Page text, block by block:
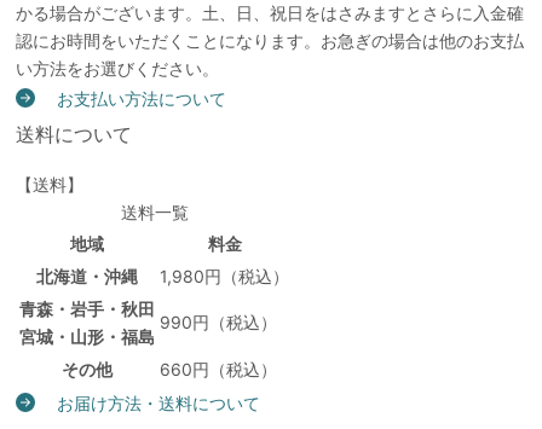
かる場合がございます。土、日、祝日をはさみますとさらに入金確
認にお時間をいただくことになります。お急ぎの場合は他のお支払
い方法をお選びください。
お支払い方法について
送料について
【送料】
送料一覧
地域
料金
北海道・沖縄
1,980円（税込）
青森・岩手・秋田
宮城・山形・福島
990円（税込）
その他
660円（税込）
お届け方法・送料について